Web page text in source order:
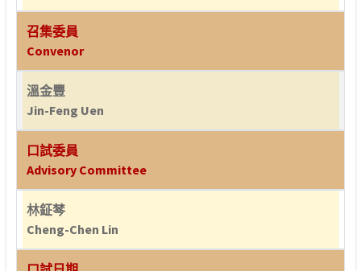
召集委員
Convenor
溫金豐
Jin-Feng Uen
口試委員
Advisory Committee
林鉦棽
Cheng-Chen Lin